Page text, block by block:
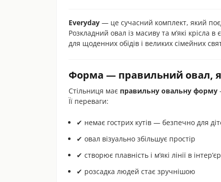
Everyday — це сучасний комплект, який
Розкладний овал із масиву та м’які
для щоденних обідів і великих сімейних
Форма — правильний овал,
Стільниця має правильну овальну форму
Її переваги:
✔ немає гострих кутів — безпечно для
✔ овал візуально збільшує простір
✔ створює плавність і м’які лінії в
✔ розсадка людей стає зручнішою